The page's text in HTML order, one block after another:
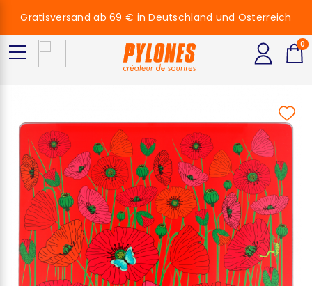
Gratisversand ab 69 € in Deutschland und Österreich
0